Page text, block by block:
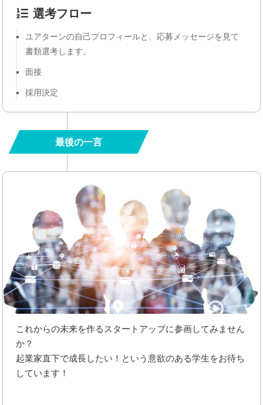
選考フロー
ユアターンの自己プロフィールと、応募メッセージを見て
書類選考します。
面接
採用決定
最後の一言
これからの未来を作るスタートアップに参画してみません
か？
起業家直下で成長したい！という意欲のある学生をお待ち
しています！